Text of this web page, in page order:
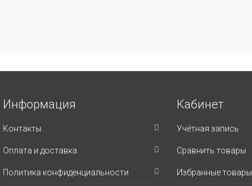
Информация
Контакты
Оплата и доставка
Политика конфиденциальности
Кабинет
Учётная запись
Сравнить товары
Избранные товары